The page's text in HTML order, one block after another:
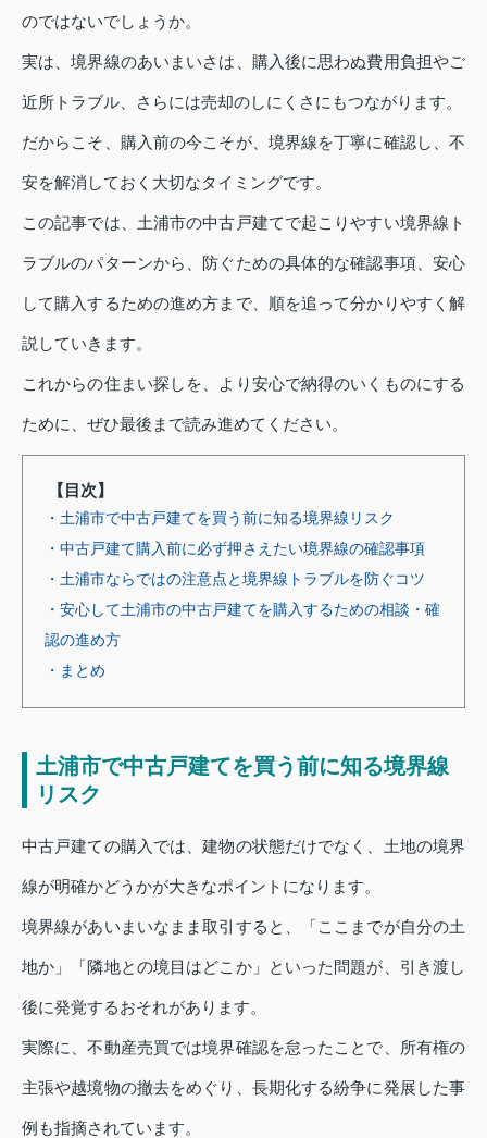
のではないでしょうか。
実は、境界線のあいまいさは、購入後に思わぬ費用負担やご
近所トラブル、さらには売却のしにくさにもつながります。
だからこそ、購入前の今こそが、境界線を丁寧に確認し、不
安を解消しておく大切なタイミングです。
この記事では、土浦市の中古戸建てで起こりやすい境界線ト
ラブルのパターンから、防ぐための具体的な確認事項、安心
して購入するための進め方まで、順を追って分かりやすく解
説していきます。
これからの住まい探しを、より安心で納得のいくものにする
ために、ぜひ最後まで読み進めてください。
【目次】
・土浦市で中古戸建てを買う前に知る境界線リスク
・中古戸建て購入前に必ず押さえたい境界線の確認事項
・土浦市ならではの注意点と境界線トラブルを防ぐコツ
・安心して土浦市の中古戸建てを購入するための相談・確
認の進め方
・まとめ
土浦市で中古戸建てを買う前に知る境界線
リスク
中古戸建ての購入では、建物の状態だけでなく、土地の境界
線が明確かどうかが大きなポイントになります。
境界線があいまいなまま取引すると、「ここまでが自分の土
地か」「隣地との境目はどこか」といった問題が、引き渡し
後に発覚するおそれがあります。
実際に、不動産売買では境界確認を怠ったことで、所有権の
主張や越境物の撤去をめぐり、長期化する紛争に発展した事
例も指摘されています。